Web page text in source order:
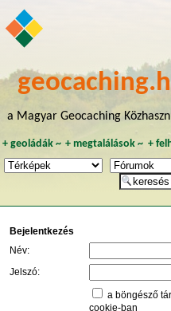
a Magyar Geocaching
+ geoládák~ +megtalálások ~ +
Bejelentkezés
Név:
Jelszó:
a böngésző
cookie-ban